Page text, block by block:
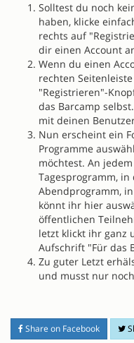
Solltest du noch
haben, klicke
rechts auf
dir einen Account
Wenn du einen
rechten
"Registrieren"-
das Barcamp
mit deinen
Nun erscheint ein
Programme
möchtest. An
Tagesprogramm,
Abendprogramm,
könnt ihr hier
öffentlichen
letzt klickt ihr ganz
Aufschrift "Für das
Zu guter Letzt
und musst nur
Share on Facebook